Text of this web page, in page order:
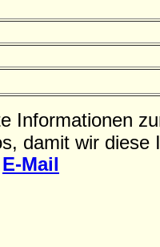
Informationen
damit wir diese
E-Mail